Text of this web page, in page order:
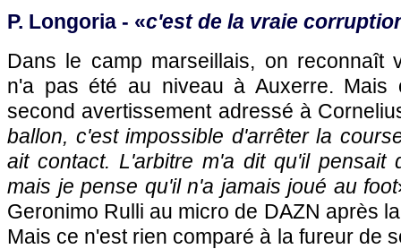
P. Longoria - «c'est de la vraie
Dans le camp marseillais, on reconnaît
n'a pas été au niveau à Auxerre. Mais
second avertissement adressé à
ballon, c'est impossible d'arrêter la
ait contact. L'arbitre m'a dit qu'il pensait
mais je pense qu'il n'a jamais joué au foot
Geronimo Rulli au micro de DAZN après
Mais ce n'est rien comparé à la fureur de